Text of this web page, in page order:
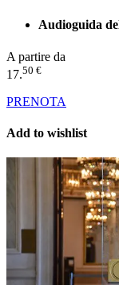
Audioguida
A partire da
17.50 €
PRENOTA
Add to wishlist